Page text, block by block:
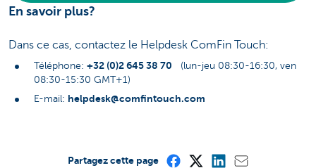
En savoir plus?
Dans ce cas, contactez le Helpdesk ComFin Touch:
Téléphone: +32 (0)2 645 38 70 (lun-jeu 08:30-16:30, ven
08:30-15:30 GMT+1)
E-mail: helpdesk@comfintouch.com
Partagez cette page